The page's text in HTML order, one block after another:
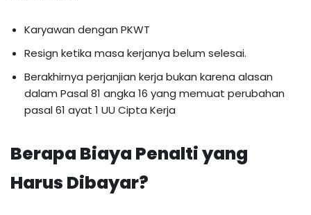
Karyawan dengan PKWT
Resign ketika masa kerjanya belum selesai.
Berakhirnya perjanjian kerja bukan karena alasan
dalam Pasal 81 angka 16 yang memuat perubahan
pasal 61 ayat 1 UU Cipta Kerja
Berapa Biaya Penalti yang
Harus Dibayar?